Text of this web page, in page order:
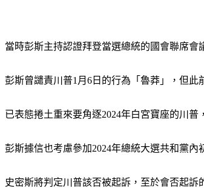
當時彭斯主持認證拜登當選總統的國會聯席
彭斯曾譴責川普1月6日的行為「魯莽」，但
已表態捲土重來要角逐2024年白宮寶座的川
彭斯據信也考慮參加2024年總統大選共和黨內
史密斯將判定川普該否被起訴，至於會否起訴